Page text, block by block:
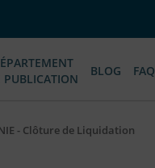
PUBLICATION
BLOG FAQ
- Clôture de Liquidation